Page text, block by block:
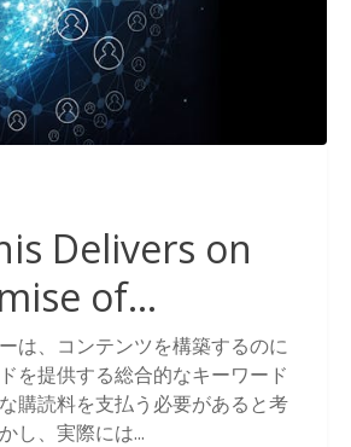
Delivers on
of
Data
は、コンテンツを構築するのに
を提供する総合的なキーワード
購読料を支払う必要があると考
し、実際には...